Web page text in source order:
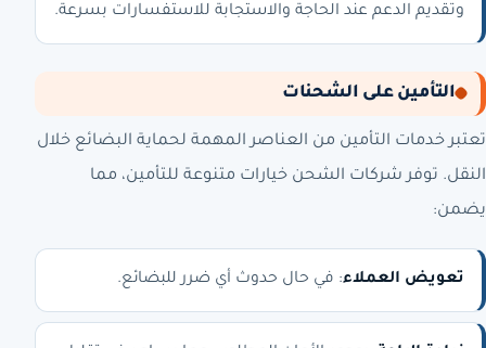
وتقديم الدعم عند الحاجة والاستجابة للاستفسارات بسرعة.
التأمين على الشحنات
تعتبر خدمات التأمين من العناصر المهمة لحماية البضائع خلال
النقل. توفر شركات الشحن خيارات متنوعة للتأمين، مما
يضمن:
تعويض العملاء: في حال حدوث أي ضرر للبضائع.